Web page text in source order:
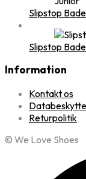
Slipstop
Slipstop
Information
Kontakt os
Returpolitik
© We Love Shoes